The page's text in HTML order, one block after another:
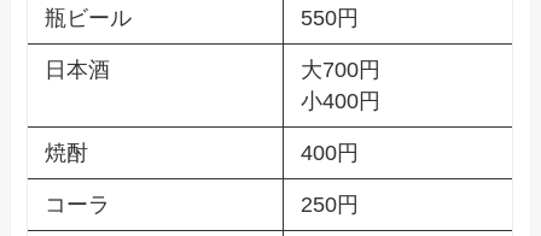
瓶ビール 550円
日本酒
大700円
小400円
焼酎 400円
コーラ 250円